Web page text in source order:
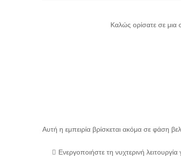
Καλώς ορίσατε σε μια
Αυτή η εμπειρία βρίσκεται ακόμα σε φάση
Ενεργοποιήστε τη νυχτερινή